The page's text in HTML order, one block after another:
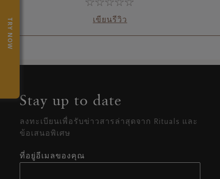
เขียนรีวิว
TRY NOW
Stay up to date
ลงทะเบียนเพื่อรับข่าวสารล่าสุดจาก Rituals และ
ข้อเสนอพิเศษ
ที่อยู่อีเมลของคุณ